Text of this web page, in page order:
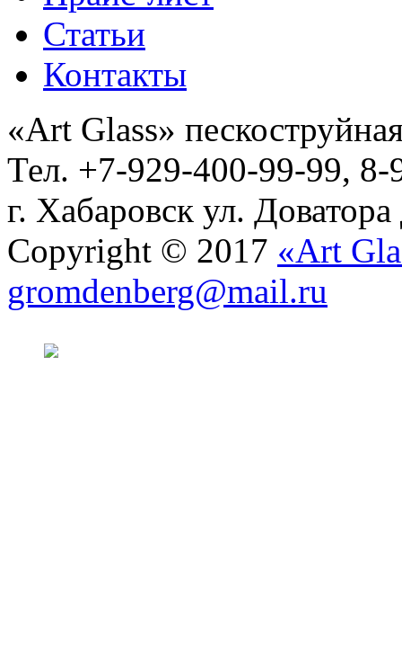
Статьи
Контакты
«Art Glass»
Тел. +7-929-400-99-99, 8-
г. Хабаровск ул.
Copyright © 2017 «Art
gromdenberg@mail.ru